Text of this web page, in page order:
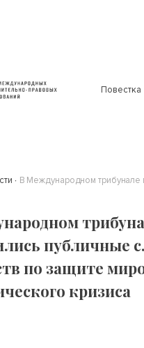
Повестка
публичные
по защите
кризиса